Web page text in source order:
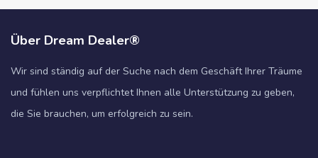
Über Dream Dealer®
Wir sind ständig auf der Suche nach dem Geschäft Ihrer Träume
und fühlen uns verpflichtet Ihnen alle Unterstützung zu geben,
die Sie brauchen, um erfolgreich zu sein.